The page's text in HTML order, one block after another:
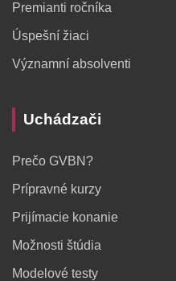
Premianti ročníka
Úspešní žiaci
Významní absolventi
Uchádzači
Prečo GVBN?
Prípravné kurzy
Prijímacie konanie
Možnosti štúdia
Modelové testy